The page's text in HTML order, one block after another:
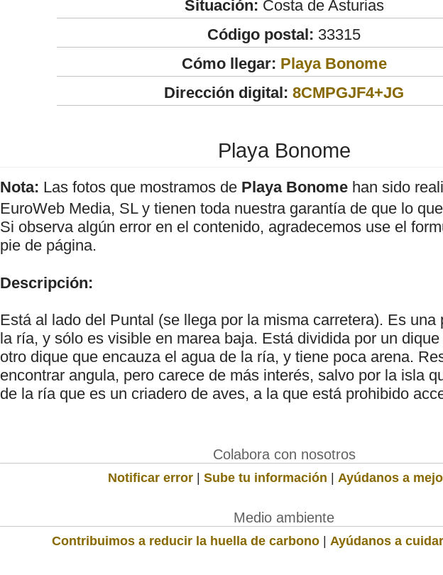
Situación: Costa de Asturias
Código postal: 33315
Cómo llegar: Playa Bonome
Dirección digital: 8CMPGJF4+JG
Playa Bonome
Nota: Las fotos que mostramos de Playa Bonome han sido
EuroWeb Media, SL y tienen toda nuestra garantía de que lo
Si observa algún error en el contenido, agradecemos use el
pie de página.
Descripción:
Está al lado del Puntal (se llega por la misma carretera). Es una
la ría, y sólo es visible en marea baja. Está dividida por un
otro dique que encauza el agua de la ría, y tiene poca arena.
encontrar angula, pero carece de más interés, salvo por la isla
de la ría que es un criadero de aves, a la que está prohibido
Colabora con nosotros
Notificar error | Sube tu información | Ayúdanos a
Medio ambiente
Contribuimos a reducir la huella de carbono | Ayúdanos a